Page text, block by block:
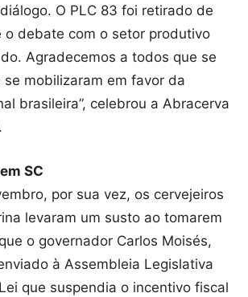
O PLC 83 foi retirado de
o debate com o setor produtivo
Agradecemos a todos que se
se mobilizaram em favor da
brasileira”, celebrou a Abracerva
SC
por sua vez, os cervejeiros
levaram um susto ao tomarem
o governador Carlos Moisés,
à Assembleia Legislativa
que suspendia o incentivo fiscal